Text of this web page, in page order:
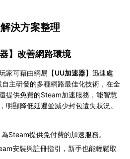
決方案整理
】改善網路環境
家可藉由網易【UU加速器】迅速處
自主研發的多種網路最佳化技術，在全
提供免費的Steam加速服務，能智慧
明顯降低延遲並減少封包遺失狀況。
為Steam提供免付費的加速服務。
安裝與註冊指引，新手也能輕鬆取